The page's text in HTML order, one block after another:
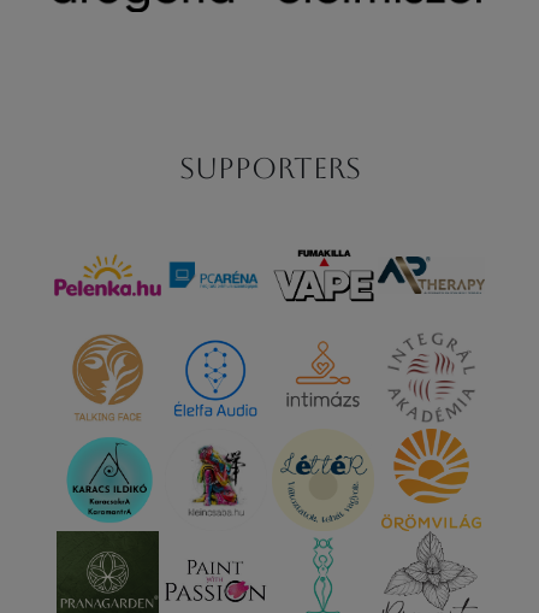
Supporters